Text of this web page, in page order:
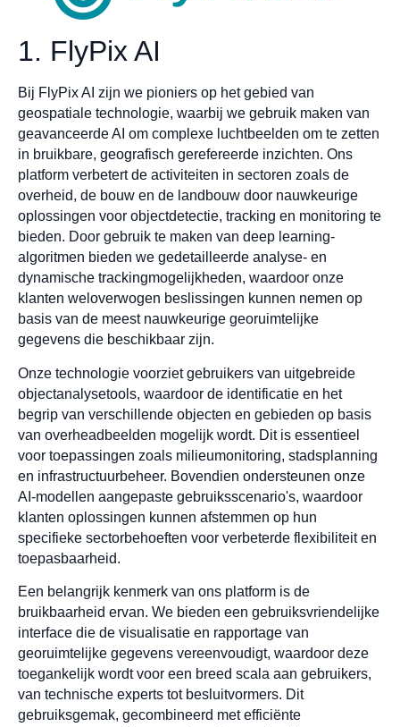
1. FlyPix AI
Bij FlyPix AI zijn we pioniers op het gebied van
geospatiale technologie, waarbij we gebruik maken van
geavanceerde AI om complexe luchtbeelden om te zetten
in bruikbare, geografisch gerefereerde inzichten. Ons
platform verbetert de activiteiten in sectoren zoals de
overheid, de bouw en de landbouw door nauwkeurige
oplossingen voor objectdetectie, tracking en monitoring te
bieden. Door gebruik te maken van deep learning-
algoritmen bieden we gedetailleerde analyse- en
dynamische trackingmogelijkheden, waardoor onze
klanten weloverwogen beslissingen kunnen nemen op
basis van de meest nauwkeurige georuimtelijke
gegevens die beschikbaar zijn.
Onze technologie voorziet gebruikers van uitgebreide
objectanalysetools, waardoor de identificatie en het
begrip van verschillende objecten en gebieden op basis
van overheadbeelden mogelijk wordt. Dit is essentieel
voor toepassingen zoals milieumonitoring, stadsplanning
en infrastructuurbeheer. Bovendien ondersteunen onze
AI-modellen aangepaste gebruiksscenario's, waardoor
klanten oplossingen kunnen afstemmen op hun
specifieke sectorbehoeften voor verbeterde flexibiliteit en
toepasbaarheid.
Een belangrijk kenmerk van ons platform is de
bruikbaarheid ervan. We bieden een gebruiksvriendelijke
interface die de visualisatie en rapportage van
georuimtelijke gegevens vereenvoudigt, waardoor deze
toegankelijk wordt voor een breed scala aan gebruikers,
van technische experts tot besluitvormers. Dit
gebruiksgemak, gecombineerd met efficiënte